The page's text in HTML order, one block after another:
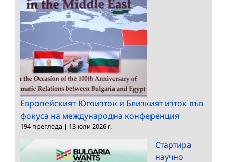
Европейският Югоизток и Близкият изток във
фокуса на международна конференция
194 прегледа | 13 юли 2026 г.
Стартира
научно